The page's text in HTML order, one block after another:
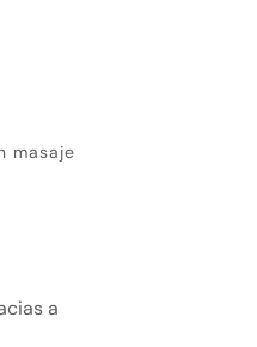
masaje
a